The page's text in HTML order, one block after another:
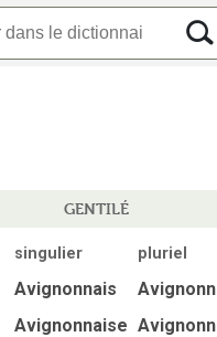
GENTILÉ
singulier
pluriel
Avignonnais
Avignonnaise